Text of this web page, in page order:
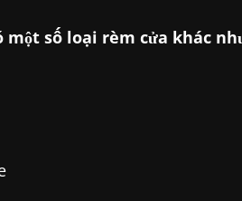
một số loại rèm cửa khác